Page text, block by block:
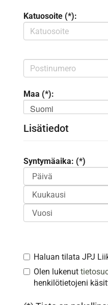
Katuosoite (*):
Maa (*):
Suomi
Lisätiedot
Syntymäaika: (*)
Haluan tilata JPJ
Olen lukenut
henkilötietojeni